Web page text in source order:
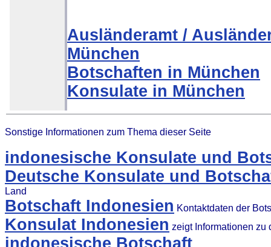
Ausländeramt /
München
Botschaften in München
Konsulate in München
Sonstige Informationen zum Thema dieser Seite
indonesische Konsulate und
Deutsche Konsulate und
Land
Botschaft Indonesien Kontaktdaten der
Konsulat Indonesien zeigt Informationen zu
indonesische Botschaft